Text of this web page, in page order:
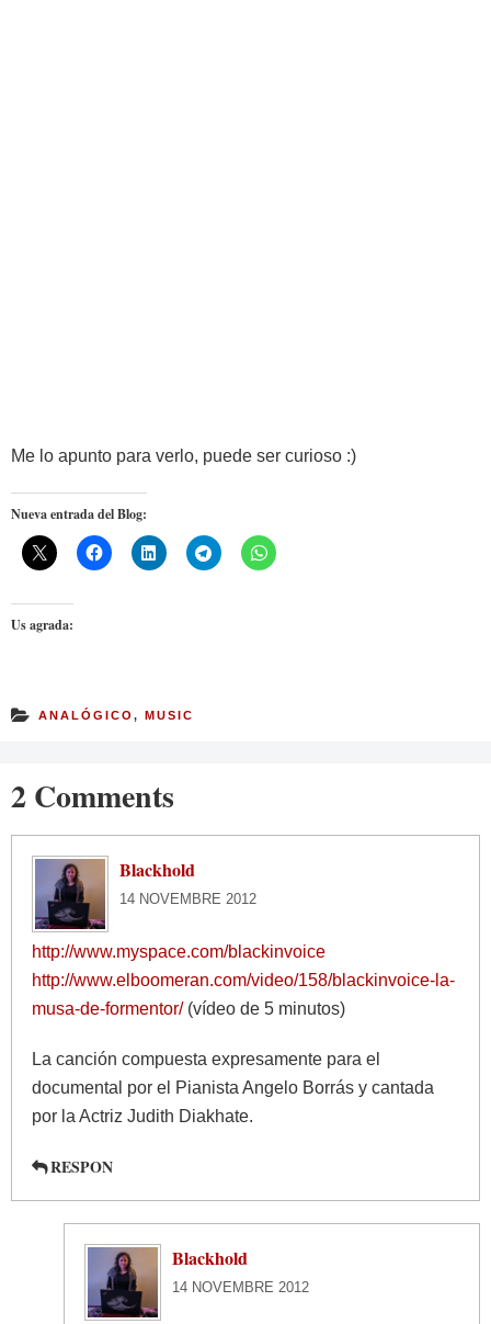
Me lo apunto para verlo, puede ser curioso :)
Nueva entrada del Blog:
Us agrada:
ANALÓGICO , MUSIC
2 Comments
Blackhold
14 NOVEMBRE 2012
http://www.myspace.com/blackinvoice
http://www.elboomeran.com/video/158/blackinvoice-la-
musa-de-formentor/(vídeo de 5 minutos)
La canción compuesta expresamente para el
documental por el Pianista Angelo Borrás y cantada
por la Actriz Judith Diakhate.
RESPON
Blackhold
14 NOVEMBRE 2012